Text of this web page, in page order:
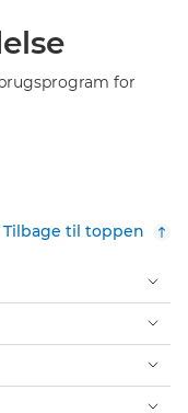
for
Tilbage til toppen